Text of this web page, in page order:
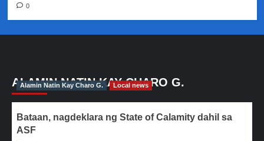
0
ALAMIN NATIN KAY CHARO G.
Alamin Natin Kay Charo G. Local news
Bataan, nagdeklara ng State of Calamity dahil sa
ASF